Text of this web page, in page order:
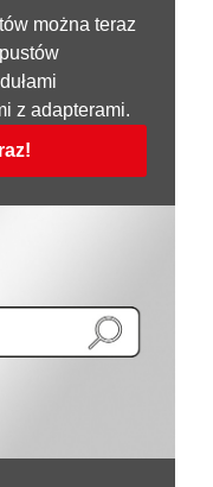
można teraz
z adapterami.